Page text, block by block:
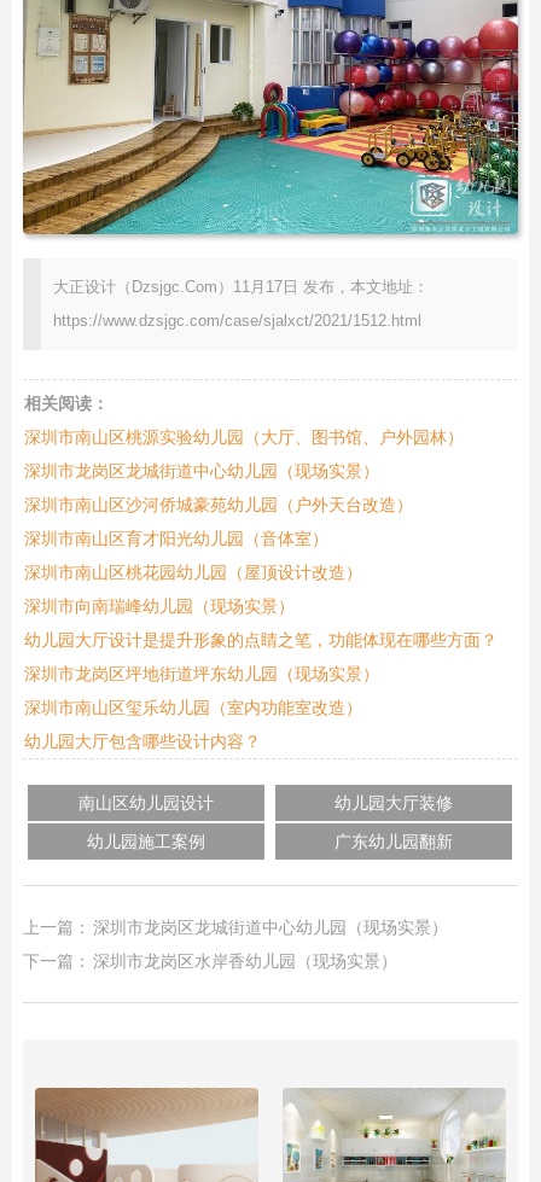
大正设计（Dzsjgc.Com）11月17日 发布，本文地址：
https://www.dzsjgc.com/case/sjalxct/2021/1512.html
相关阅读：
深圳市南山区桃源实验幼儿园（大厅、图书馆、户外园林）
深圳市龙岗区龙城街道中心幼儿园（现场实景）
深圳市南山区沙河侨城豪苑幼儿园（户外天台改造）
深圳市南山区育才阳光幼儿园（音体室）
深圳市南山区桃花园幼儿园（屋顶设计改造）
深圳市向南瑞峰幼儿园（现场实景）
幼儿园大厅设计是提升形象的点睛之笔，功能体现在哪些方面？
深圳市龙岗区坪地街道坪东幼儿园（现场实景）
深圳市南山区玺乐幼儿园（室内功能室改造）
幼儿园大厅包含哪些设计内容？
南山区幼儿园设计
幼儿园大厅装修
幼儿园施工案例
广东幼儿园翻新
上一篇： 深圳市龙岗区龙城街道中心幼儿园（现场实景）
下一篇： 深圳市龙岗区水岸香幼儿园（现场实景）